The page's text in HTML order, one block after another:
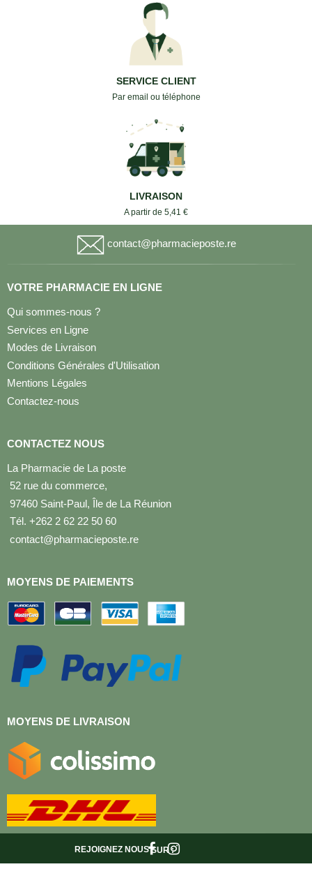
SERVICE CLIENT
Par email ou téléphone
LIVRAISON
A partir de 5,41 €
contact@pharmacieposte.re
VOTRE PHARMACIE EN LIGNE
Qui sommes-nous ?
Services en Ligne
Modes de Livraison
Conditions Générales d'Utilisation
Mentions Légales
Contactez-nous
CONTACTEZ NOUS
La Pharmacie de La poste
52 rue du commerce,
97460 Saint-Paul, Île de La Réunion
Tél. +262 2 62 22 50 60
contact@pharmacieposte.re
MOYENS DE PAIEMENTS
MOYENS DE LIVRAISON
SUR :
REJOIGNEZ NOUS